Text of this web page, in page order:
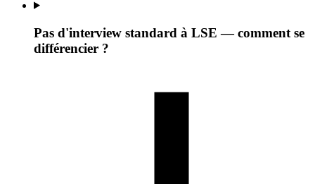
Pas d'interview standard à LSE — comment se
différencier ?